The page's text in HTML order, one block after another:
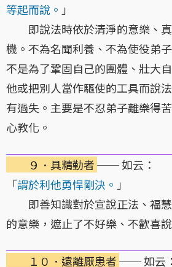
等起而說。 」
即說法時依於清淨的意樂、真
機。不為名聞利養、不為使役弟
不是為了鞏固自己的團體、壯大
他或把別人當作驅使的工具而說
有過失。主要是不忍弟子離樂得
心教化。
９．具精勤者── 如云：
「謂於利他勇悍剛決。 」
即善知識對於宣說正法、福慧
的意樂，遮止了不好樂、不歡喜
１０．遠離厭患者── 如云：